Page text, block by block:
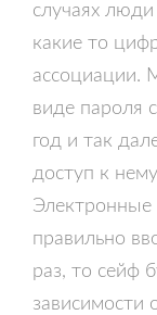
случаях
какие то
ассоциации.
виде пароля
год и так
доступ к
Электронные
правильно
раз, то сейф
зависимости